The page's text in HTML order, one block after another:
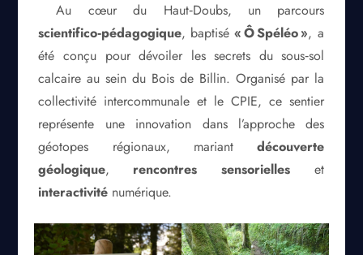
Au cœur du Haut‑Doubs, un parcours
scientifico‑pédagogique, baptisé« Ô Spéléo », a
été conçu pour dévoiler les secrets du sous‑sol
calcaire au sein du Bois de Billin. Organisé par la
collectivité intercommunale et le CPIE, ce sentier
représente une innovation dans l’approche des
géotopes régionaux, mariantdécouverte
géologique, rencontres sensorielles et
interactivité numérique.